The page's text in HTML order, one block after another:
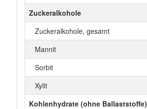
Zuckeralkohole
Zuckeralkohole, gesamt
Mannit
Sorbit
Xylit
Kohlenhydrate (ohne Ballaststoffe)